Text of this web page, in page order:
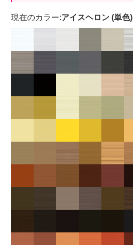
現在のカラー:アイスヘロン (単色)